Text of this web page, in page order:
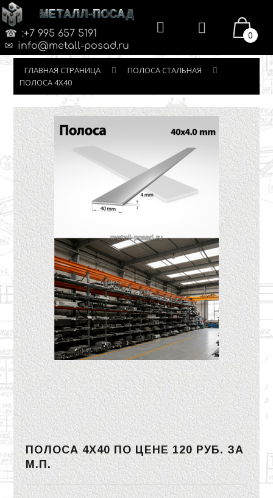
МЕТАЛЛ-ПОСАД
:+7 995 657 5191
info@metall-posad.ru
0
ГЛАВНАЯ СТРАНИЦА
ПОЛОСА СТАЛЬНАЯ
ПОЛОСА 4Х40
ПОЛОСА 4Х40 ПО ЦЕНЕ120 РУБ.ЗА
М.П.